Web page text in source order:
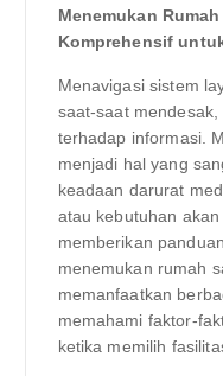
Menemukan
Komprehensif
Menavigasi sistem
saat-saat
terhadap informasi.
menjadi hal yang
keadaan darurat
atau kebutuhan
memberikan
menemukan rumah
memanfaatkan
memahami faktor-
ketika memilih